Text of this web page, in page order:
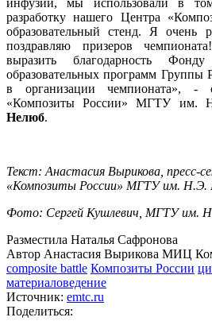
инфузии, мы использовали в
разработку нашего Центра
образовательный стенд. Я очень
поздравляю призеров
выразить благодарность
образовательных программ
в организации чемпионата», -
«Композиты России» МГТУ им.
Нелюб.
Текст: Анастасия Вырикова, пресс-
«Композиты России» МГТУ им. Н.Э.
Фото: Сергей Кушлевич, МГТУ им.
Разместила Наталья Сафронова
Автор Анастасия Вырикова МИЦ
composite battle Композиты России
материаловедение
Источник: emtc.ru
Поделиться: